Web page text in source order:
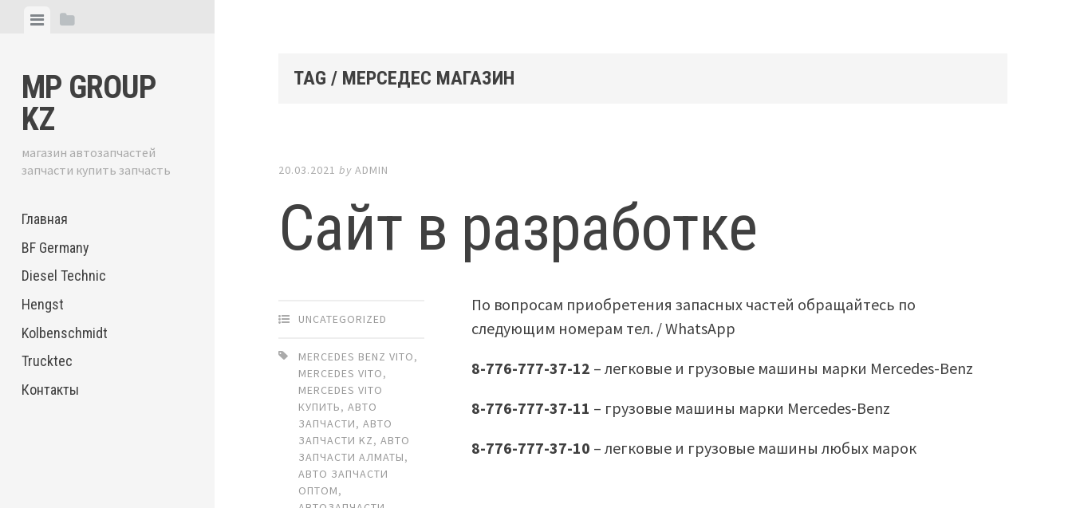
ViewView
MP GROUP
KZ
магазин автозапчастей
запчасти купить запчасть
Главная
BF Germany
Diesel Technic
Hengst
Kolbenschmidt
Trucktec
Контакты
TAG / МЕРСЕДЕС МАГАЗИН
20.03.2021 byADMIN
Сайт в разработке
UNCATEGORIZED
MERCEDES BENZ VITO,
MERCEDES VITO,
MERCEDES VITO
КУПИТЬ,АВТО
ЗАПЧАСТИ,АВТО
ЗАПЧАСТИ KZ,АВТО
ЗАПЧАСТИ АЛМАТЫ,
АВТО ЗАПЧАСТИ
ОПТОМ,
По вопросам приобретения запасных частей обращайтесь по
следующим номерам тел. / WhatsApp
8-776-777-37-12 – легковые и грузовые машины марки Mercedes-Benz
8-776-777-37-11 – грузовые машины марки Mercedes-Benz
8-776-777-37-10 – легковые и грузовые машины любых марок